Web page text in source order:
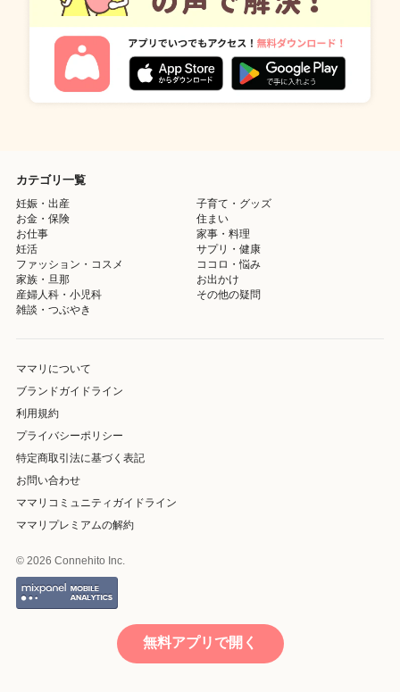
カテゴリ一覧
妊娠・出産
子育て・グッズ
お金・保険
住まい
お仕事
家事・料理
妊活
サプリ・健康
ファッション・コスメ
ココロ・悩み
家族・旦那
お出かけ
産婦人科・小児科
その他の疑問
雑談・つぶやき
ママリについて
ブランドガイドライン
利用規約
プライバシーポリシー
特定商取引法に基づく表記
お問い合わせ
ママリコミュニティガイドライン
ママリプレミアムの解約
© 2026 Connehito Inc.
無料アプリで開く